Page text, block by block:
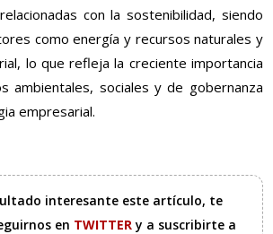
con la sostenibilidad, siendo
como energía y recursos naturales y
lo que refleja la creciente importancia
ambientales, sociales y de gobernanza
empresarial.
interesante este artículo, te
en TWITTERy a suscribirte a